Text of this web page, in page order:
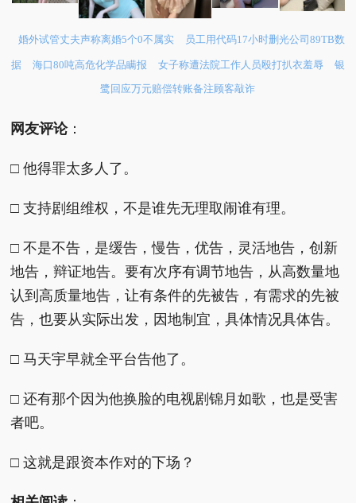
婚外试管丈夫声称离婚5个0不属实 员工用代码17小时删光公司89TB数
据 海口80吨高危化学品瞒报 女子称遭法院工作人员殴打扒衣羞辱
银
鹭回应万元赔偿转账备注顾客敲诈
网友评论：
□ 他得罪太多人了。
□ 支持剧组维权，不是谁先无理取闹谁有理。
□ 不是不告，是缓告，慢告，优告，灵活地告，创新
地告，辩证地告。要有次序有调节地告，从高数量地
认到高质量地告，让有条件的先被告，有需求的先被
告，也要从实际出发，因地制宜，具体情况具体告。
□ 马天宇早就全平台告他了。
□ 还有那个因为他换脸的电视剧锦月如歌，也是受害
者吧。
□ 这就是跟资本作对的下场？